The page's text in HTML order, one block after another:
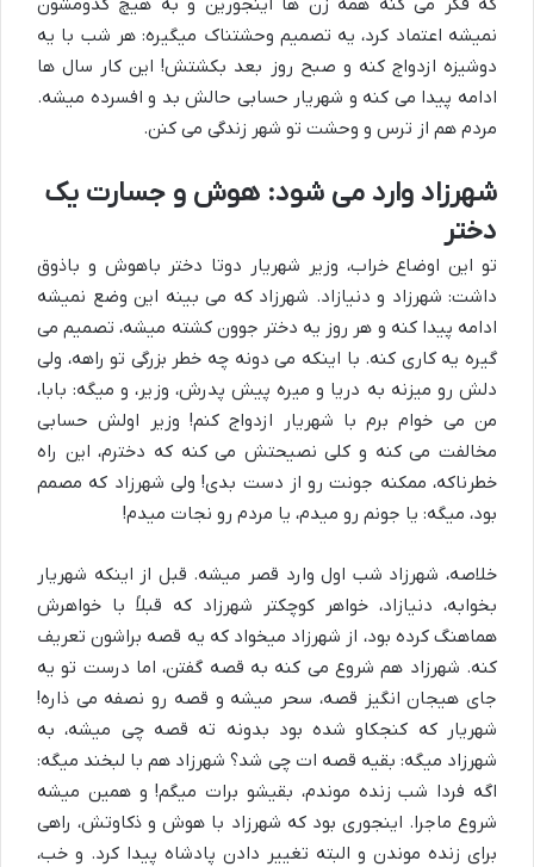
نمیشه اعتماد کرد، یه تصمیم وحشتناک میگیره: هر شب با یه
دوشیزه ازدواج کنه و صبح روز بعد بکشتش! این کار سال ها
ادامه پیدا می کنه و شهریار حسابی حالش بد و افسرده میشه.
مردم هم از ترس و وحشت تو شهر زندگی می کنن.
شهرزاد وارد می شود: هوش و جسارت یک
دختر
تو این اوضاع خراب، وزیر شهریار دوتا دختر باهوش و باذوق
داشت: شهرزاد و دنیازاد. شهرزاد که می بینه این وضع نمیشه
ادامه پیدا کنه و هر روز یه دختر جوون کشته میشه، تصمیم می
گیره یه کاری کنه. با اینکه می دونه چه خطر بزرگی تو راهه، ولی
دلش رو میزنه به دریا و میره پیش پدرش، وزیر، و میگه: بابا،
من می خوام برم با شهریار ازدواج کنم! وزیر اولش حسابی
مخالفت می کنه و کلی نصیحتش می کنه که دخترم، این راه
خطرناکه، ممکنه جونت رو از دست بدی! ولی شهرزاد که مصمم
بود، میگه: یا جونم رو میدم، یا مردم رو نجات میدم!
خلاصه، شهرزاد شب اول وارد قصر میشه. قبل از اینکه شهریار
بخوابه، دنیازاد، خواهر کوچکتر شهرزاد که قبلاً با خواهرش
هماهنگ کرده بود، از شهرزاد میخواد که یه قصه براشون تعریف
کنه. شهرزاد هم شروع می کنه به قصه گفتن، اما درست تو یه
جای هیجان انگیز قصه، سحر میشه و قصه رو نصفه می ذاره!
شهریار که کنجکاو شده بود بدونه ته قصه چی میشه، به
شهرزاد میگه: بقیه قصه ات چی شد؟ شهرزاد هم با لبخند میگه:
اگه فردا شب زنده موندم، بقیشو برات میگم! و همین میشه
شروع ماجرا. اینجوری بود که شهرزاد با هوش و ذکاوتش، راهی
برای زنده موندن و البته تغییر دادن پادشاه پیدا کرد. و خب،